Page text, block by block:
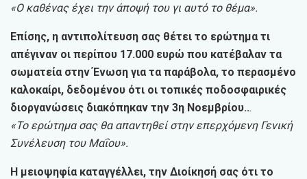
«Ο καθένας έχει την άποψή του γι αυτό το θέμα».
Επίσης, η αντιπολίτευση σας θέτει το ερώτημα τι
απέγιναν οι περίπου 17.000 ευρώ που κατέβαλαν τα
σωματεία στην Ένωση για τα παράβολα, το περασμένο
καλοκαίρι, δεδομένου ότι οι τοπικές ποδοσφαιρικές
διοργανώσεις διακόπηκαν την 3η Νοεμβρίου...
«Το ερώτημα σας θα απαντηθεί στην επερχόμενη Γενική
Συνέλευση του Μαΐου».
Η μειοψηφία καταγγέλλει, την Διοίκησή σας ότι το